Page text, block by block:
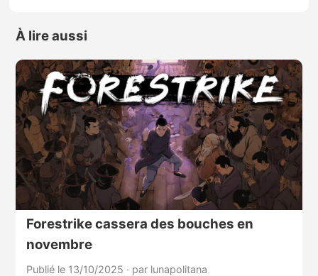
À lire aussi
Forestrike cassera des bouches en
novembre
Publié le 13/10/2025 · par lunapolitana